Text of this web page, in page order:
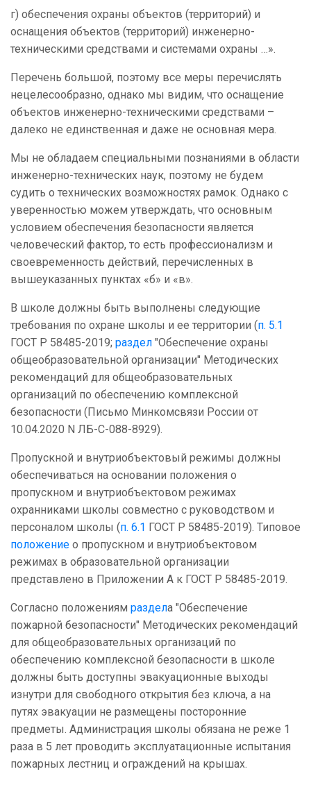
г) обеспечения охраны объектов (территорий) и
оснащения объектов (территорий) инженерно-
техническими средствами и системами охраны …».
Перечень большой, поэтому все меры перечислять
нецелесообразно, однако мы видим, что оснащение
объектов инженерно-техническими средствами –
далеко не единственная и даже не основная мера.
Мы не обладаем специальными познаниями в области
инженерно-технических наук, поэтому не будем
судить о технических возможностях рамок. Однако с
уверенностью можем утверждать, что основным
условием обеспечения безопасности является
человеческий фактор, то есть профессионализм и
своевременность действий, перечисленных в
вышеуказанных пунктах «б» и «в».
В школе должны быть выполнены следующие
требования по охране школы и ее территории (п. 5.1
ГОСТ Р 58485-2019; раздел "Обеспечение охраны
общеобразовательной организации" Методических
рекомендаций для общеобразовательных
организаций по обеспечению комплексной
безопасности (Письмо Минкомсвязи России от
10.04.2020 N ЛБ-С-088-8929).
Пропускной и внутриобъектовый режимы должны
обеспечиваться на основании положения о
пропускном и внутриобъектовом режимах
охранниками школы совместно с руководством и
персоналом школы (п. 6.1 ГОСТ Р 58485-2019). Типовое
положение о пропускном и внутриобъектовом
режимах в образовательной организации
представлено в Приложении А к ГОСТ Р 58485-2019.
Согласно положениям раздела "Обеспечение
пожарной безопасности" Методических рекомендаций
для общеобразовательных организаций по
обеспечению комплексной безопасности в школе
должны быть доступны эвакуационные выходы
изнутри для свободного открытия без ключа, а на
путях эвакуации не размещены посторонние
предметы. Администрация школы обязана не реже 1
раза в 5 лет проводить эксплуатационные испытания
пожарных лестниц и ограждений на крышах.